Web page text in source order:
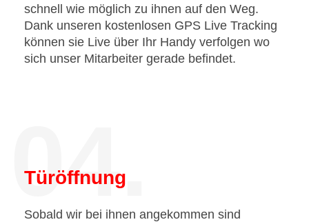
schnell wie möglich zu ihnen auf den Weg.
Dank unseren kostenlosen GPS Live Tracking
können sie Live über Ihr Handy verfolgen wo
sich unser Mitarbeiter gerade befindet.
04.
Türöffnung
Sobald wir bei ihnen angekommen sind